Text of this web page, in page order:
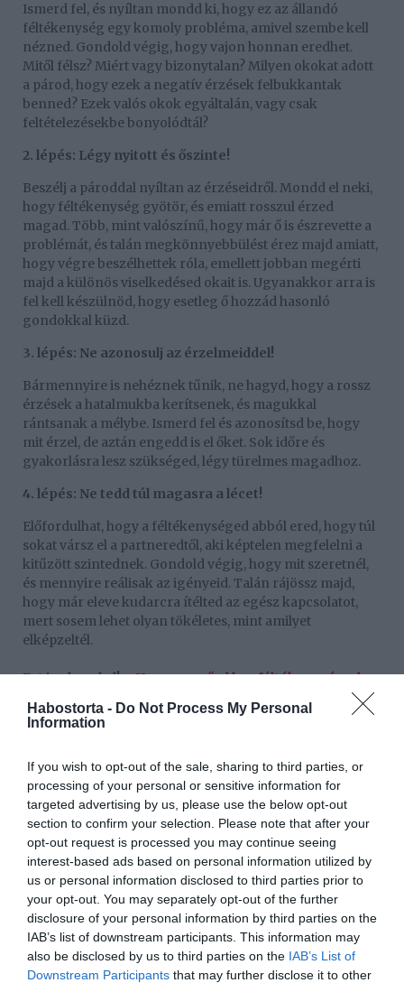
Habostorta - Do Not Process My Personal
Information
If you wish to opt-out of the sale, sharing to third parties, or
processing of your personal or sensitive information for
targeted advertising by us, please use the below opt-out
section to confirm your selection. Please note that after your
opt-out request is processed you may continue seeing
interest-based ads based on personal information utilized by
us or personal information disclosed to third parties prior to
your opt-out. You may separately opt-out of the further
disclosure of your personal information by third parties on the
IAB’s list of downstream participants. This information may
also be disclosed by us to third parties on the IAB’s List of
Downstream Participants that may further disclose it to other
Ismerd fel, és nyíltan mondd ki, hogy ez az állandó
féltékenység egy komoly probléma, amivel szembe kell
nézned. Gondold végig, hogy vajon honnan eredhet.
Mitől félsz? Miért vagy bizonytalan? Milyen okokat adott
a párod, hogy ezek a negatív érzések felbukkantak
benned? Ezek valós okok egyáltalán, vagy csak
feltételezésekbe bonyolódtál?
2. lépés: Légy nyitott és őszinte!
Beszélj a pároddal nyíltan az érzéseidről. Mondd el neki,
hogy féltékenység gyötör, és emiatt rosszul érzed
magad. Több, mint valószínű, hogy már ő is észrevette a
problémát, és talán megkönnyebbülést érez majd amiatt,
hogy végre beszélhettek róla, emellett jobban megérti
majd a különös viselkedésed okait is. Ugyanakkor arra is
fel kell készülnöd, hogy esetleg ő hozzád hasonló
gondokkal küzd.
3. lépés: Ne azonosulj az érzelmeiddel!
Bármennyire is nehéznek tűnik, ne hagyd, hogy a rossz
érzések a hatalmukba kerítsenek, és magukkal
rántsanak a mélybe. Ismerd fel és azonosítsd be, hogy
mit érzel, de aztán engedd is el őket. Sok időre és
gyakorlásra lesz szükséged, légy türelmes magadhoz.
4. lépés: Ne tedd túl magasra a lécet!
Előfordulhat, hogy a féltékenységed abból ered, hogy túl
sokat vársz el a partneredtől, aki képtelen megfelelni a
kitűzött szintednek. Gondold végig, hogy mit szeretnél,
és mennyire reálisak az igényeid. Talán rájössz majd,
hogy már eleve kudarcra ítélted az egész kapcsolatot,
mert sosem lehet olyan tökéletes, mint amilyet
elképzeltél.
Ezt is olvasd el! -Hogyan győzd le a féltékenységed
5. lépés: Építsd a kapcsolatot!
Elengedhetetlenül fontos, hogy Te és a párod szánjatok
elég időt egymásra, és a kapcsolatotok fejlesztésére. A
féltékenységed fakadhat abból is, hogy mellőzöttnek
érzed magad, mert csak kevés időt töltötök együtt, ez
pedig hiányérzetet szül. Szervezzetek romantikus
programokat, törekedjetek a minőségi közös időtöltésre,
hogy szorosabbra fűzhessétek a köteléket.
6. lépés: Kérj külső segítséget!
Ha ketten nem tudtok megbirkózni a problémával, akkor
ne félj szakemberhez fordulni. Egy külső, és tapasztalt
szem gyorsabban képes beazonosítani a gondok